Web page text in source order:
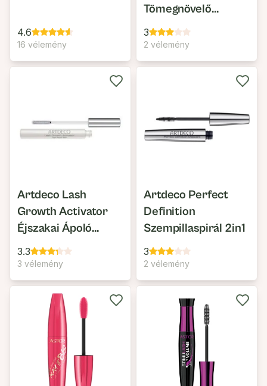
4.6
16 vélemény
Tömegnövelő
Szempillabázis
3
2 vélemény
Artdeco Lash
Growth Activator
Éjszakai Ápoló
Balzsam
3.3
3 vélemény
Artdeco Perfect
Definition
Szempillaspirál 2in1
3
2 vélemény